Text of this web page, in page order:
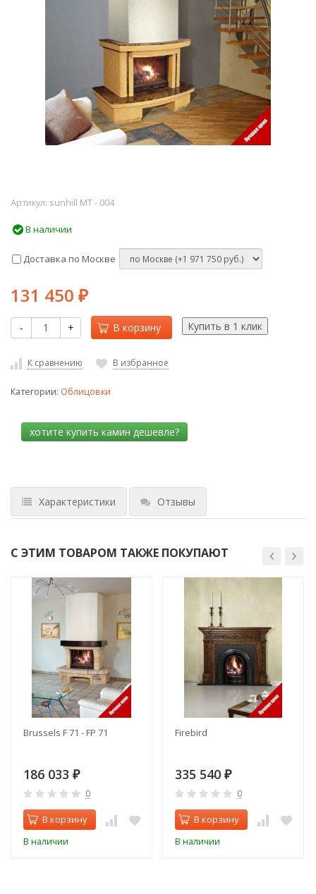
Артикул: sunhill МТ - 004
В наличии
Доставка по Москве
131 450 ₽
- + В корзину
К сравнению В избранное
Категории: Облицовки
Характеристики Отзывы
С ЭТИМ ТОВАРОМ ТАКЖЕ ПОКУПАЮТ
Brussels F 71 - FP 71
186 033 ₽
0
В корзину
В наличии
Firebird
335 540 ₽
0
В корзину
В наличии